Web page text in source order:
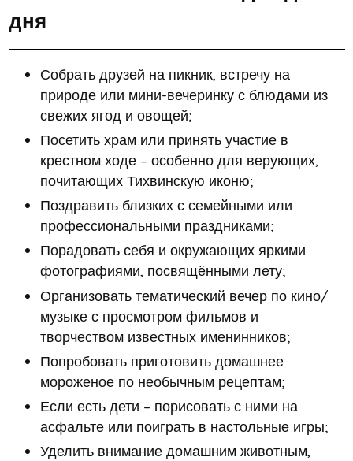
дня
Собрать друзей на пикник, встречу на
природе или мини-вечеринку с блюдами из
свежих ягод и овощей;
Посетить храм или принять участие в
крестном ходе – особенно для верующих,
почитающих Тихвинскую иконю;
Поздравить близких с семейными или
профессиональными праздниками;
Порадовать себя и окружающих яркими
фотографиями, посвящёнными лету;
Организовать тематический вечер по кино/
музыке с просмотром фильмов и
творчеством известных именинников;
Попробовать приготовить домашнее
мороженое по необычным рецептам;
Если есть дети – порисовать с ними на
асфальте или поиграть в настольные игры;
Уделить внимание домашним животным,